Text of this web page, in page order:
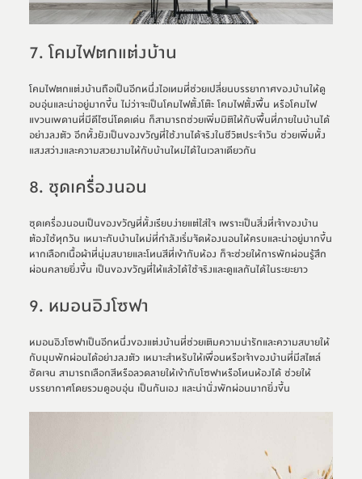
7. โคมไฟตกแต่งบ้าน
โคมไฟตกแต่งบ้านถือเป็นอีกหนึ่งไอเทมที่ช่วยเปลี่ยนบรรยากาศของบ้านให้ดู
อบอุ่นและน่าอยู่มากขึ้น ไม่ว่าจะเป็นโคมไฟตั้งโต๊ะ โคมไฟตั้งพื้น หรือโคมไฟ
แขวนเพดานที่มีดีไซน์โดดเด่น ก็สามารถช่วยเพิ่มมิติให้กับพื้นที่ภายในบ้านได้
อย่างลงตัว อีกทั้งยังเป็นของขวัญที่ใช้งานได้จริงในชีวิตประจำวัน ช่วยเพิ่มทั้ง
แสงสว่างและความสวยงามให้กับบ้านใหม่ได้ในเวลาเดียวกัน
8. ชุดเครื่องนอน
ชุดเครื่องนอนเป็นของขวัญที่ทั้งเรียบง่ายแต่ใส่ใจ เพราะเป็นสิ่งที่เจ้าของบ้าน
ต้องใช้ทุกวัน เหมาะกับบ้านใหม่ที่กำลังเริ่มจัดห้องนอนให้ครบและน่าอยู่มากขึ้น
หากเลือกเนื้อผ้าที่นุ่มสบายและโทนสีที่เข้ากับห้อง ก็จะช่วยให้การพักผ่อนรู้สึก
ผ่อนคลายยิ่งขึ้น เป็นของขวัญที่ให้แล้วได้ใช้จริงและดูแลกันได้ในระยะยาว
9. หมอนอิงโซฟา
หมอนอิงโซฟาเป็นอีกหนึ่งของแต่งบ้านที่ช่วยเติมความน่ารักและความสบายให้
กับมุมพักผ่อนได้อย่างลงตัว เหมาะสำหรับให้เพื่อนหรือเจ้าของบ้านที่มีสไตล์
ชัดเจน สามารถเลือกสีหรือลวดลายให้เข้ากับโซฟาหรือโทนห้องได้ ช่วยให้
บรรยากาศโดยรวมดูอบอุ่น เป็นกันเอง และน่านั่งพักผ่อนมากยิ่งขึ้น